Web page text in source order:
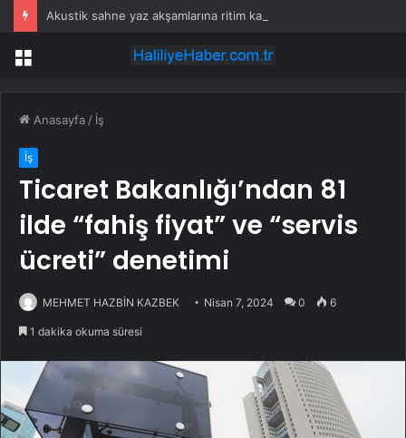
Akustik sahne yaz akşamlarına ritim katıyor
Menü
Anasayfa / İş
İş
Ticaret Bakanlığı’ndan 81
ilde “fahiş fiyat” ve “servis
ücreti” denetimi
MEHMET HAZBİN KAZBEK Nisan 7, 2024 0 6
1 dakika okuma süresi